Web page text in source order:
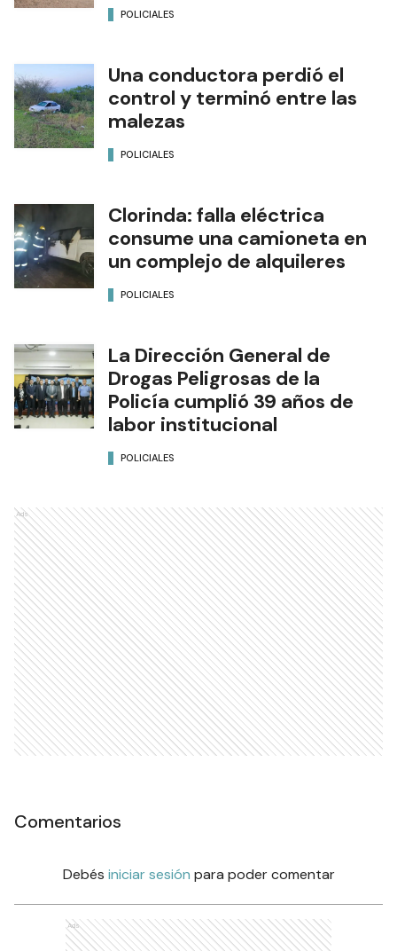
POLICIALES
Una conductora perdió el
control y terminó entre las
malezas
POLICIALES
Clorinda: falla eléctrica
consume una camioneta en
un complejo de alquileres
POLICIALES
La Dirección General de
Drogas Peligrosas de la
Policía cumplió 39 años de
labor institucional
POLICIALES
Ads
Comentarios
Debés iniciar sesión para poder comentar
Ads